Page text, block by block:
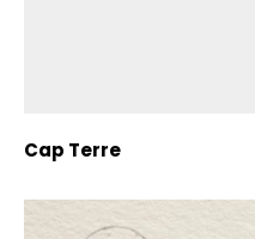
Cap Terre